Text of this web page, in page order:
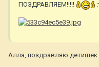
ПОЗДРАВЛЯЕМ!!!!!
Алла, поздравляю детишек